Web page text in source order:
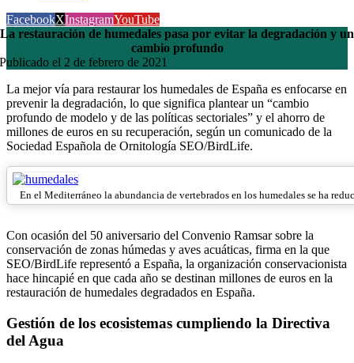
FacebookXInstagramYouTube
La restauración de humedales pasa por evitar la degradación y un
cambio profundo
Publicado el 2 de febrero de 2021
La mejor vía para restaurar los humedales de España es enfocarse en
prevenir la degradación, lo que significa plantear un “cambio
profundo de modelo y de las políticas sectoriales” y el ahorro de
millones de euros en su recuperación, según un comunicado de la
Sociedad Española de Ornitología SEO/BirdLife.
En el Mediterráneo la abundancia de vertebrados en los humedales se ha
Con ocasión del 50 aniversario del Convenio Ramsar sobre la
conservación de zonas húmedas y aves acuáticas, firma en la que
SEO/BirdLife representó a España, la organización conservacionista
hace hincapié en que cada año se destinan millones de euros en la
restauración de humedales degradados en España.
Gestión de los ecosistemas cumpliendo la Directiva
del Agua